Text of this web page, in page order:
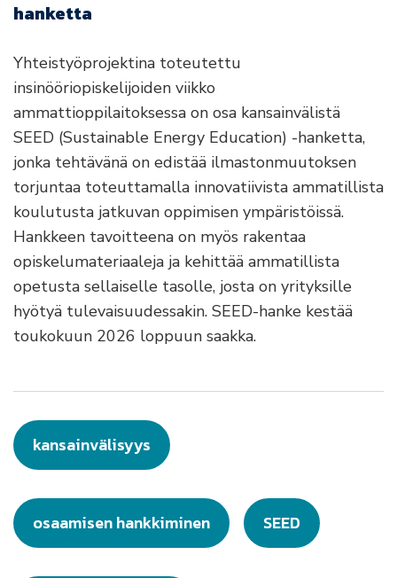
hanketta
Yhteistyöprojektina toteutettu
insinööriopiskelijoiden viikko
ammattioppilaitoksessa on osa kansainvälistä
SEED (Sustainable Energy Education) -hanketta,
jonka tehtävänä on edistää ilmastonmuutoksen
torjuntaa toteuttamalla innovatiivista ammatillista
koulutusta jatkuvan oppimisen ympäristöissä.
Hankkeen tavoitteena on myös rakentaa
opiskelumateriaaleja ja kehittää ammatillista
opetusta sellaiselle tasolle, josta on yrityksille
hyötyä tulevaisuudessakin. SEED-hanke kestää
toukokuun 2026 loppuun saakka.
kansainvälisyys
osaamisen hankkiminen SEED